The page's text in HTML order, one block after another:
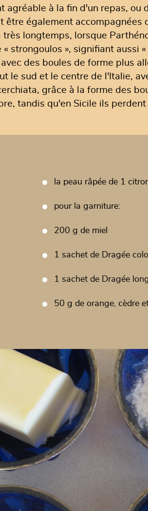
agréable à la fin d'un repas,
être également
longtemps, lorsque
strongoulos », signifiant aussi
des boules de forme plus
le sud et le centre de l'Italie,
grâce à la forme des
tandis qu'en Sicile ils
la peau râpée de 1
pour la garniture:
200 g de miel
1 sachet de Dragée
1 sachet de Dragée
50 g de orange, cèdre